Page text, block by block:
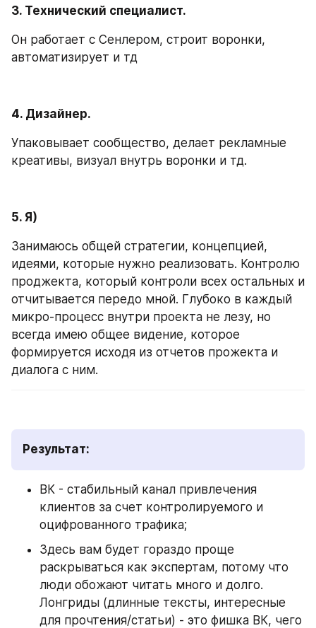
3. Технический специалист.
Он работает с Сенлером, строит воронки,
автоматизирует и тд
4. Дизайнер.
Упаковывает сообщество, делает рекламные
креативы, визуал внутрь воронки и тд.
5. Я)
Занимаюсь общей стратегии, концепцией,
идеями, которые нужно реализовать. Контролю
проджекта, который контроли всех остальных и
отчитывается передо мной. Глубоко в каждый
микро-процесс внутри проекта не лезу, но
всегда имею общее видение, которое
формируется исходя из отчетов прожекта и
диалога с ним.
Результат:
ВК - стабильный канал привлечения
клиентов за счет контролируемого и
оцифрованного трафика;
Здесь вам будет гораздо проще
раскрываться как экспертам, потому что
люди обожают читать много и долго.
Лонгриды (длинные тексты, интересные
для прочтения/статьи) - это фишка ВК, чего